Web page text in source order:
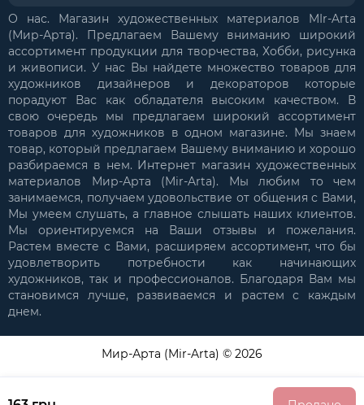
О нас. Магазин художественных материалов MIr-Arta
(Мир-Арта). Предлагаем Вашему вниманию широкий
ассортимент продукции для творчества, Хобби, рисунка
и живописи. У нас Вы найдете множество товаров для
художников дизайнеров и декораторов которые
порадуют Вас как обладателя высоким качеством. В
свою очередь мы предлагаем широкий ассортимент
товаров для художников в одном магазине. Мы знаем
товар, который предлагаем Вашему вниманию и хорошо
разбираемся в нем. Интернет магазин художественных
материалов Мир-Арта (Mir-Arta). Мы любим то чем
занимаемся, получаем удовольствие от общения с Вами,
Мы умеем слушать, а главное слышать наших клиентов.
Мы ориентируемся на Ваши отзывы и пожелания.
Растем вместе с Вами, расширяем ассортимент, что бы
удовлетворить потребности как начинающих
художников, так и профессионалов. Благодаря Вам мы
становимся лучше, развиваемся и растем с каждым
днем.
Мир-Арта (Mir-Arta) © 2026